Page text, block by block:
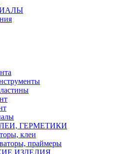
ГЕРМЕТИКИ
клеи
праймеры
ИЗДЕЛИЯ